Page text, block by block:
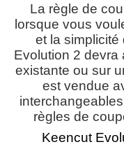
La règle de
lorsque vous
et la
Evolution 2 devra
existante ou sur
est vendue
règles de
Keencut